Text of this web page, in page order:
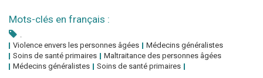
Mots-clés en français :
Violence envers les personnes âgées
Médecins généralistes
Soins de santé primaires
Maltraitance des personnes âgées
Médecins généralistes
Soins de santé primaires